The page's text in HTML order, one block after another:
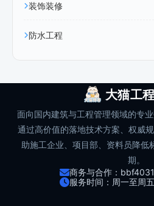
装饰装修
防水工程
大猫工
面向国内建筑与工程管理领域的专
通过高价值的落地技术方案、权威
助施工企业、项目部、资料员降低
期。
商务与合作：
服务时间：周一至周